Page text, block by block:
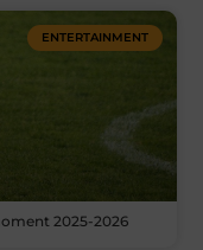
ENTERTAINMENT
2025-2026